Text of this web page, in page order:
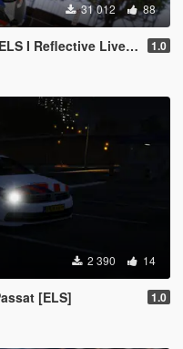
31 012 88
I Reflective Livery] 1.0
2 390 14
[ELS] 1.0